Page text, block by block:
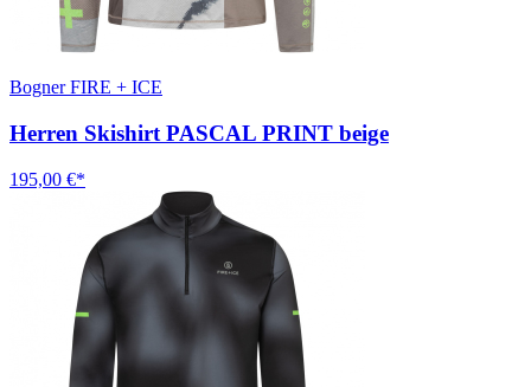
Bogner FIRE + ICE
Herren Skishirt PASCAL PRINT beige
195,00 €*